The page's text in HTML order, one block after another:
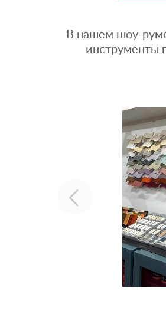
В нашем шоу-
инструменты